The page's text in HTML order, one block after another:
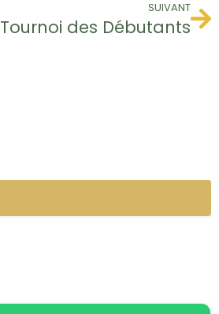
SUIVANT
Tournoi des Débutants